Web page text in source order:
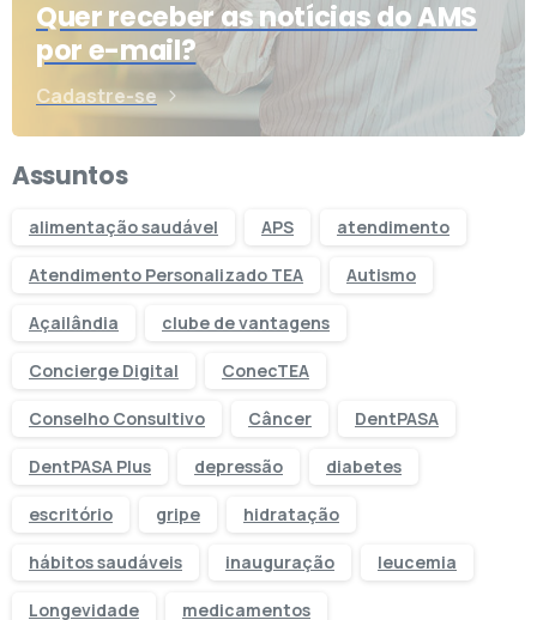
Quer receber as notícias do AMS
por e-mail?
Cadastre-se
Assuntos
alimentação saudável APS atendimento
Atendimento Personalizado TEA Autismo
Açailândia clube de vantagens
Concierge Digital ConecTEA
Conselho Consultivo Câncer DentPASA
DentPASA Plus depressão diabetes
escritório gripe hidratação
hábitos saudáveis inauguração leucemia
Longevidade medicamentos